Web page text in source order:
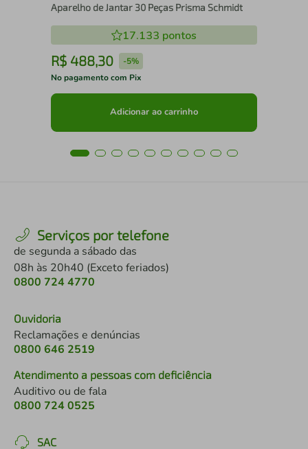
Aparelho de Jantar 30 Peças Prisma Schmidt
17.133 pontos
R$ 488,30 -5%
No pagamento com Pix
Adicionar ao carrinho
Serviços por telefone
de segunda a sábado das
08h às 20h40 (Exceto feriados)
0800 724 4770
Ouvidoria
Reclamações e denúncias
0800 646 2519
Atendimento a pessoas com deficiência
Auditivo ou de fala
0800 724 0525
SAC